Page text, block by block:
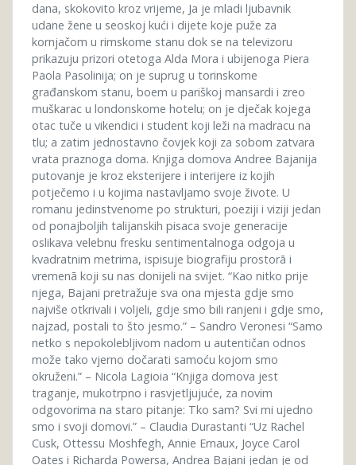
dana, skokovito kroz vrijeme, Ja je mladi ljubavnik
udane žene u seoskoj kući i dijete koje puže za
kornjačom u rimskome stanu dok se na televizoru
prikazuju prizori otetoga Alda Mora i ubijenoga Piera
Paola Pasolinija; on je suprug u torinskome
građanskom stanu, boem u pariškoj mansardi i zreo
muškarac u londonskome hotelu; on je dječak kojega
otac tuče u vikendici i student koji leži na madracu na
tlu; a zatim jednostavno čovjek koji za sobom zatvara
vrata praznoga doma. Knjiga domova Andree Bajanija
putovanje je kroz eksterijere i interijere iz kojih
potječemo i u kojima nastavljamo svoje živote. U
romanu jedinstvenome po strukturi, poeziji i viziji jedan
od ponajboljih talijanskih pisaca svoje generacije
oslikava velebnu fresku sentimentalnoga odgoja u
kvadratnim metrima, ispisuje biografiju prostorā i
vremenā koji su nas donijeli na svijet. “Kao nitko prije
njega, Bajani pretražuje sva ona mjesta gdje smo
najviše otkrivali i voljeli, gdje smo bili ranjeni i gdje smo,
najzad, postali to što jesmo.” – Sandro Veronesi “Samo
netko s nepokolebljivom nadom u autentičan odnos
može tako vjerno dočarati samoću kojom smo
okruženi.” – Nicola Lagioia “Knjiga domova jest
traganje, mukotrpno i rasvjetljujuće, za novim
odgovorima na staro pitanje: Tko sam? Svi mi ujedno
smo i svoji domovi.” – Claudia Durastanti “Uz Rachel
Cusk, Ottessu Moshfegh, Annie Ernaux, Joyce Carol
Oates i Richarda Powersa, Andrea Bajani jedan je od